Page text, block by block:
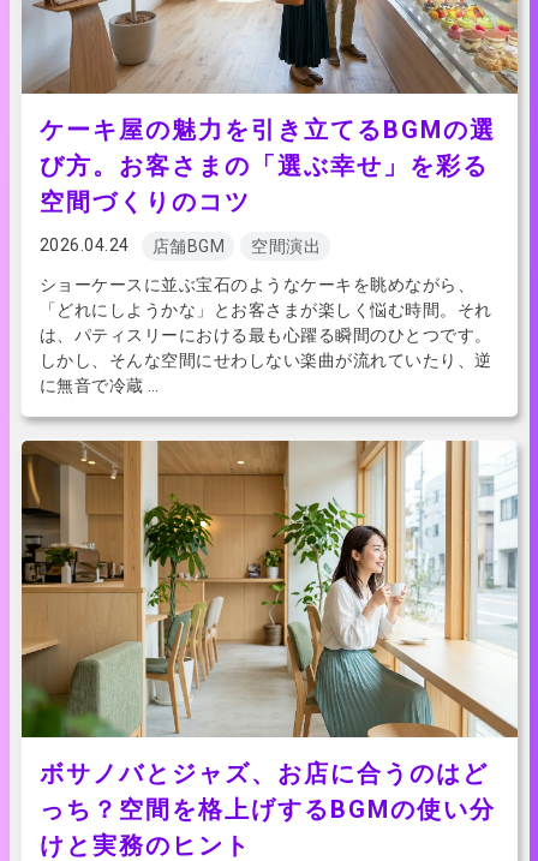
ケーキ屋の魅力を引き立てるBGMの選
び方。お客さまの「選ぶ幸せ」を彩る
空間づくりのコツ
2026.04.24 店舗BGM
空間演出
ショーケースに並ぶ宝石のようなケーキを眺めながら、
「どれにしようかな」とお客さまが楽しく悩む時間。それ
は、パティスリーにおける最も心躍る瞬間のひとつです。
しかし、そんな空間にせわしない楽曲が流れていたり、逆
に無音で冷蔵 …
ボサノバとジャズ、お店に合うのはど
っち？空間を格上げするBGMの使い分
けと実務のヒント